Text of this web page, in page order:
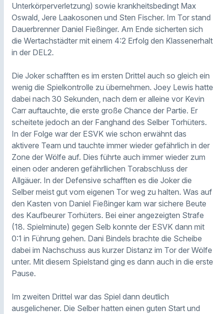
Unterkörperverletzung) sowie krankheitsbedingt Max
Oswald, Jere Laakosonen und Sten Fischer. Im Tor stand
Dauerbrenner Daniel Fießinger. Am Ende sicherten sich
die Wertachstädter mit einem 4:2 Erfolg den Klassenerhalt
in der DEL2.
Die Joker schafften es im ersten Drittel auch so gleich ein
wenig die Spielkontrolle zu übernehmen. Joey Lewis hatte
dabei nach 30 Sekunden, nach dem er alleine vor Kevin
Carr auftauchte, die erste große Chance der Partie. Er
scheitete jedoch an der Fanghand des Selber Torhüters.
In der Folge war der ESVK wie schon erwähnt das
aktivere Team und tauchte immer wieder gefährlich in der
Zone der Wölfe auf. Dies führte auch immer wieder zum
einen oder anderen gefährllichen Torabschluss der
Allgäuer. In der Defensive schafften es die Joker die
Selber meist gut vom eigenen Tor weg zu halten. Was auf
den Kasten von Daniel Fießinger kam war sichere Beute
des Kaufbeurer Torhüters. Bei einer angezeigten Strafe
(18. Spielminute) gegen Selb konnte der ESVK dann mit
0:1 in Führung gehen. Dani Bindels brachte die Scheibe
dabei im Nachschuss aus kurzer Distanz im Tor der Wölfe
unter. Mit diesem Spielstand ging es dann auch in die erste
Pause.
Im zweiten Drittel war das Spiel dann deutlich
ausgelichener. Die Selber hatten einen guten Start und